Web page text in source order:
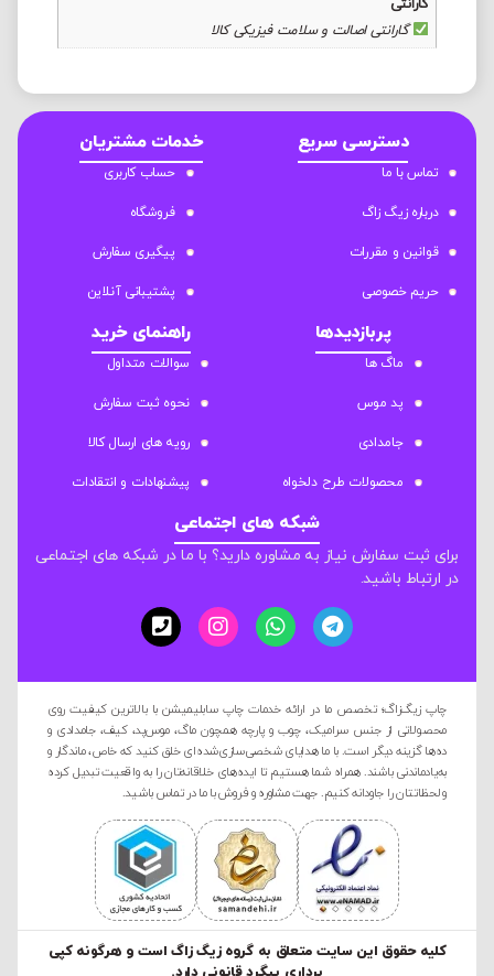
گارانتی
گارانتی اصالت و سلامت فیزیکی کالا
دسترسی سریع
تماس با ما
درباره زیگ زاگ
قوانین و مقررات
حریم خصوصی
خدمات مشتریان
حساب کاربری
فروشگاه
پیگیری سفارش
پشتیبانی آنلاین
پربازدیدها
ماگ ها
پد موس
جامدادی
محصولات طرح دلخواه
راهنمای خرید
سوالات متداول
نحوه ثبت سفارش
رویه های ارسال کالا
پیشنهادات و انتقادات
شبکه های اجتماعی
برای ثبت سفارش نیاز به مشاوره دارید؟ با ما در شبکه های اجتماعی
در ارتباط باشید.
چاپ زیگ‌زاگ؛ تخصص ما در ارائه خدمات چاپ سابلیمیشن با بالاترین کیفیت روی
محصولاتی از جنس سرامیک، چوب و پارچه همچون ماگ، موس‌پد، کیف، جامدادی و
ده‌ها گزینه دیگر است. با ما هدایای شخصی‌سازی‌شده‌ای خلق کنید که خاص، ماندگار و
به‌یادماندنی باشند. همراه شما هستیم تا ایده‌های خلاقانه‌تان را به واقعیت تبدیل کرده
و لحظاتتان را جاودانه کنیم. جهت مشاوره و فروش با ما در تماس باشید.
کليه حقوق این سایت متعلق به گروه زیگ زاگ است و هرگونه کپی